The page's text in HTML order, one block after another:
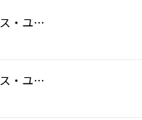
吉松隆:チェロ協奏曲《ケンタウルス・ユニット》Op.91 I. Allegro
吉松隆:チェロ協奏曲《ケンタウルス・ユニット》Op.91 II. Adagio